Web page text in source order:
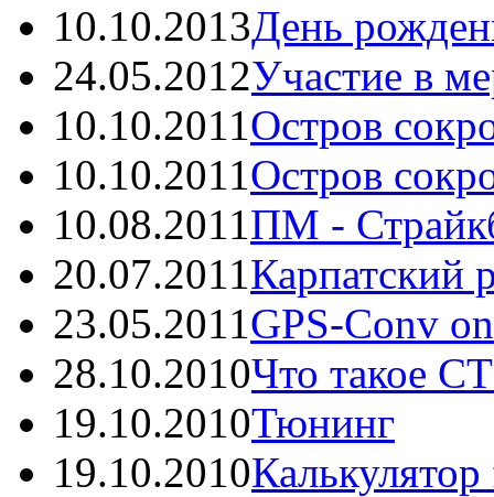
10.10.2013День
24.05.2012Участие в
10.10.2011Остров
10.10.2011Остров
10.08.2011ПМ -
20.07.2011Карпатский
23.05.2011GPS-Conv
28.10.2010Что такое
19.10.2010Тюнинг
19.10.2010